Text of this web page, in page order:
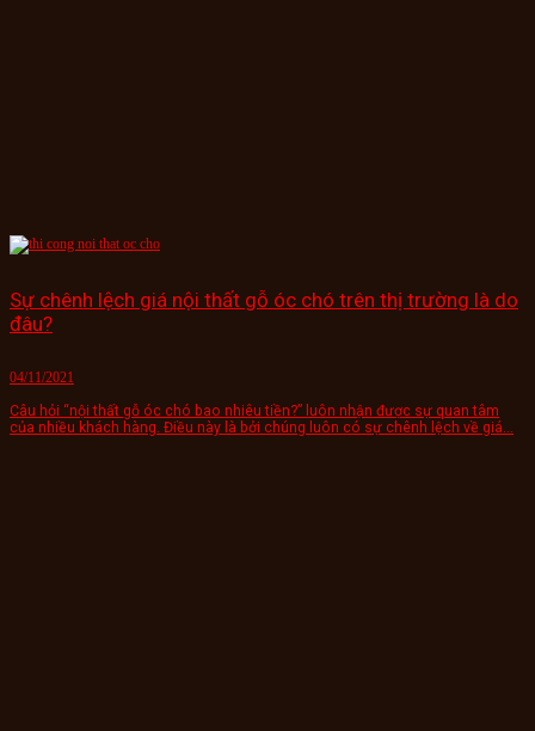
Sự chênh lệch giá nội thất gỗ óc chó trên thị trường là do
đâu?
04/11/2021
Câu hỏi “nội thất gỗ óc chó bao nhiêu tiền?” luôn nhận được sự quan tâm
của nhiều khách hàng. Điều này là bởi chúng luôn có sự chênh lệch về giá...